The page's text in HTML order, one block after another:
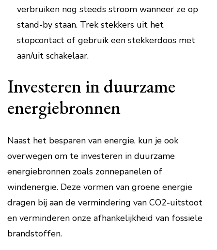
verbruiken nog steeds stroom wanneer ze op
stand-by staan. Trek stekkers uit het
stopcontact of gebruik een stekkerdoos met
aan/uit schakelaar.
Investeren in duurzame
energiebronnen
Naast het besparen van energie, kun je ook
overwegen om te investeren in duurzame
energiebronnen zoals zonnepanelen of
windenergie. Deze vormen van groene energie
dragen bij aan de vermindering van CO2-uitstoot
en verminderen onze afhankelijkheid van fossiele
brandstoffen.